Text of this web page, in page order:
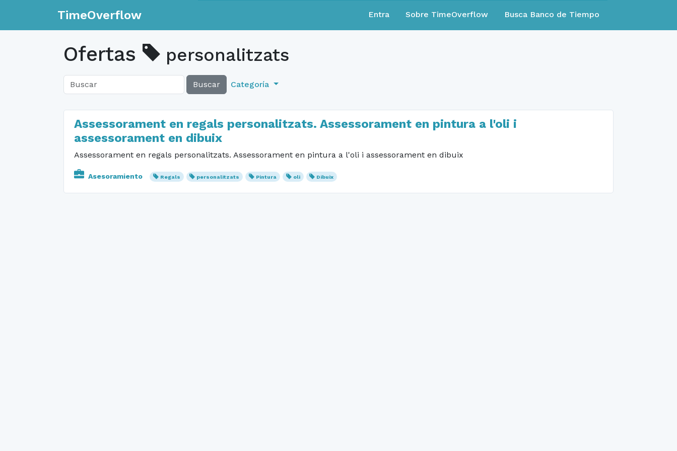
TimeOverflow Entra Sobre TimeOverflow Busca Banco de Tiempo
Ofertas personalitzats
Buscar Categoría
Assessorament en regals personalitzats. Assessorament en pintura a l'oli i
assessorament en dibuix
Assessorament en regals personalitzats. Assessorament en pintura a l'oli i assessorament en dibuix
Asesoramiento Regals personalitzats Pintura oli Dibuix